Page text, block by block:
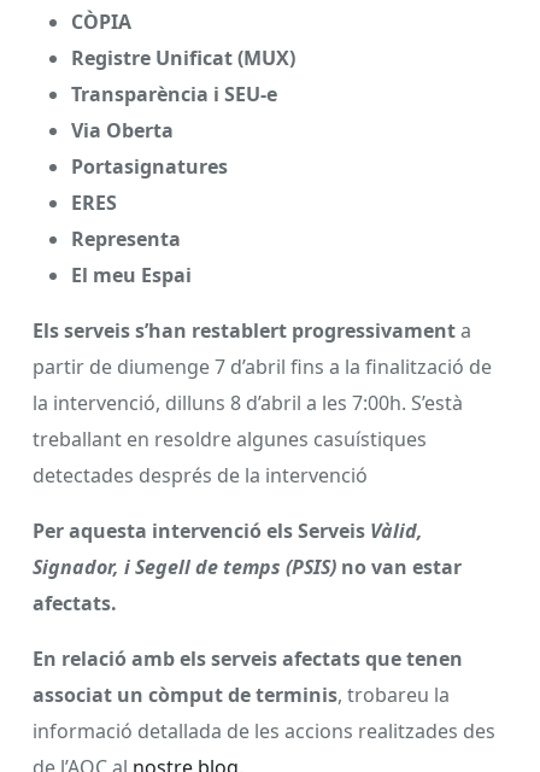
CÒPIA
Registre Unificat (MUX)
Transparència i SEU-e
Via Oberta
Portasignatures
ERES
Representa
El meu Espai
Els serveis s’han restablert progressivamenta
partir de diumenge 7 d’abril fins a la finalització de
la intervenció, dilluns 8 d’abril a les 7:00h. S’està
treballant en resoldre algunes casuístiques
detectades després de la intervenció
Per aquesta intervenció els Serveis Vàlid,
Signador, i Segell de temps (PSIS) no van estar
afectats.
En relació amb els serveis afectats que tenen
associat un còmput de terminis, trobareu la
informació detallada de les accions realitzades des